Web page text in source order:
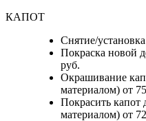
КАПОТ
Снятие/
Покраска новой
руб.
Окрашивание
материалом) от
Покрасить капот
материалом) от